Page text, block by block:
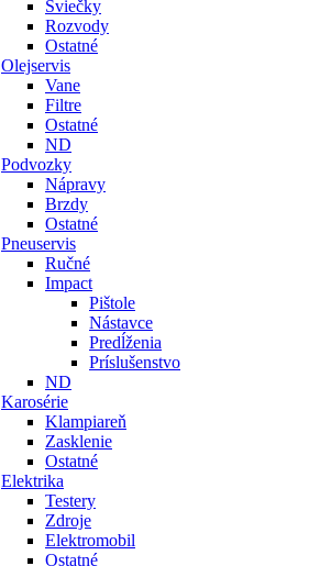
Sviečky
Rozvody
Ostatné
Olejservis
Vane
Filtre
Ostatné
ND
Podvozky
Nápravy
Brzdy
Ostatné
Pneuservis
Ručné
Impact
Pištole
Nástavce
Predĺženia
Príslušenstvo
ND
Karosérie
Klampiareň
Zasklenie
Ostatné
Elektrika
Testery
Zdroje
Elektromobil
Ostatné